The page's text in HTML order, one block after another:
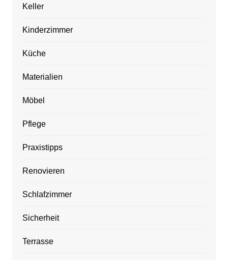
Keller
Kinderzimmer
Küche
Materialien
Möbel
Pflege
Praxistipps
Renovieren
Schlafzimmer
Sicherheit
Terrasse